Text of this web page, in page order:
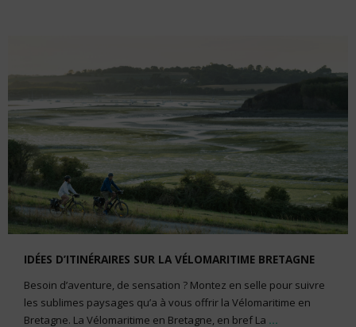
IDÉES D’ITINÉRAIRES SUR LA VÉLOMARITIME BRETAGNE
Besoin d’aventure, de sensation ? Montez en selle pour suivre
les sublimes paysages qu’a à vous offrir la Vélomaritime en
Bretagne. La Vélomaritime en Bretagne, en bref La ...